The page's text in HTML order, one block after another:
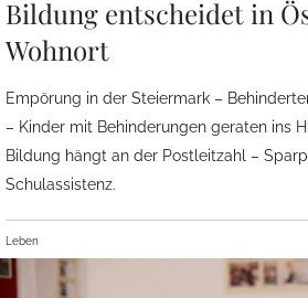
Bildung entscheidet in
Wohnort
Empörung in der Steiermark –
– Kinder mit Behinderungen geraten ins
Bildung hängt an der Postleitzahl –
Schulassistenz.
Leben